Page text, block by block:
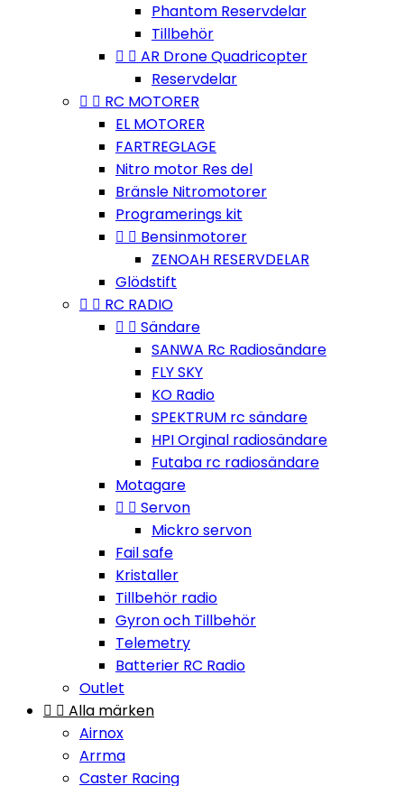
Phantom Reservdelar
Tillbehör
  AR Drone Quadricopter
Reservdelar
  RC MOTORER
EL MOTORER
FARTREGLAGE
Nitro motor Res del
Bränsle Nitromotorer
Programerings kit
  Bensinmotorer
ZENOAH RESERVDELAR
Glödstift
  RC RADIO
  Sändare
SANWA Rc Radiosändare
FLY SKY
KO Radio
SPEKTRUM rc sändare
HPI Orginal radiosändare
Futaba rc radiosändare
Motagare
  Servon
Mickro servon
Fail safe
Kristaller
Tillbehör radio
Gyron och Tillbehör
Telemetry
Batterier RC Radio
Outlet
  Alla märken
Airnox
Arrma
Caster Racing